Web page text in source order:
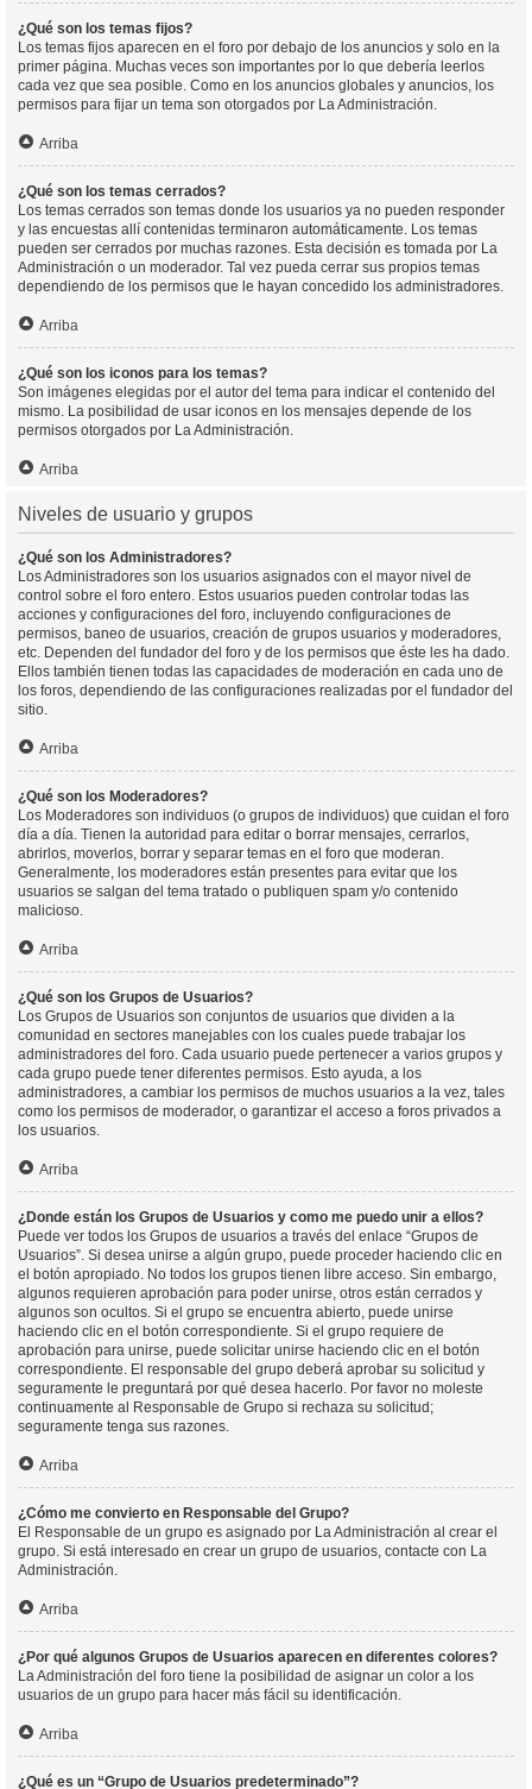
¿Qué son los temas fijos?
Los temas fijos aparecen en el foro por debajo de los anuncios y solo en la
primer página. Muchas veces son importantes por lo que debería leerlos
cada vez que sea posible. Como en los anuncios globales y anuncios, los
permisos para fijar un tema son otorgados por La Administración.
Arriba
¿Qué son los temas cerrados?
Los temas cerrados son temas donde los usuarios ya no pueden responder
y las encuestas allí contenidas terminaron automáticamente. Los temas
pueden ser cerrados por muchas razones. Esta decisión es tomada por La
Administración o un moderador. Tal vez pueda cerrar sus propios temas
dependiendo de los permisos que le hayan concedido los administradores.
Arriba
¿Qué son los iconos para los temas?
Son imágenes elegidas por el autor del tema para indicar el contenido del
mismo. La posibilidad de usar iconos en los mensajes depende de los
permisos otorgados por La Administración.
Arriba
Niveles de usuario y grupos
¿Qué son los Administradores?
Los Administradores son los usuarios asignados con el mayor nivel de
control sobre el foro entero. Estos usuarios pueden controlar todas las
acciones y configuraciones del foro, incluyendo configuraciones de
permisos, baneo de usuarios, creación de grupos usuarios y moderadores,
etc. Dependen del fundador del foro y de los permisos que éste les ha dado.
Ellos también tienen todas las capacidades de moderación en cada uno de
los foros, dependiendo de las configuraciones realizadas por el fundador del
sitio.
Arriba
¿Qué son los Moderadores?
Los Moderadores son individuos (o grupos de individuos) que cuidan el foro
día a día. Tienen la autoridad para editar o borrar mensajes, cerrarlos,
abrirlos, moverlos, borrar y separar temas en el foro que moderan.
Generalmente, los moderadores están presentes para evitar que los
usuarios se salgan del tema tratado o publiquen spam y/o contenido
malicioso.
Arriba
¿Qué son los Grupos de Usuarios?
Los Grupos de Usuarios son conjuntos de usuarios que dividen a la
comunidad en sectores manejables con los cuales puede trabajar los
administradores del foro. Cada usuario puede pertenecer a varios grupos y
cada grupo puede tener diferentes permisos. Esto ayuda, a los
administradores, a cambiar los permisos de muchos usuarios a la vez, tales
como los permisos de moderador, o garantizar el acceso a foros privados a
los usuarios.
Arriba
¿Donde están los Grupos de Usuarios y como me puedo unir a ellos?
Puede ver todos los Grupos de usuarios a través del enlace “Grupos de
Usuarios”. Si desea unirse a algún grupo, puede proceder haciendo clic en
el botón apropiado. No todos los grupos tienen libre acceso. Sin embargo,
algunos requieren aprobación para poder unirse, otros están cerrados y
algunos son ocultos. Si el grupo se encuentra abierto, puede unirse
haciendo clic en el botón correspondiente. Si el grupo requiere de
aprobación para unirse, puede solicitar unirse haciendo clic en el botón
correspondiente. El responsable del grupo deberá aprobar su solicitud y
seguramente le preguntará por qué desea hacerlo. Por favor no moleste
continuamente al Responsable de Grupo si rechaza su solicitud;
seguramente tenga sus razones.
Arriba
¿Cómo me convierto en Responsable del Grupo?
El Responsable de un grupo es asignado por La Administración al crear el
grupo. Si está interesado en crear un grupo de usuarios, contacte con La
Administración.
Arriba
¿Por qué algunos Grupos de Usuarios aparecen en diferentes colores?
La Administración del foro tiene la posibilidad de asignar un color a los
usuarios de un grupo para hacer más fácil su identificación.
Arriba
¿Qué es un “Grupo de Usuarios predeterminado”?